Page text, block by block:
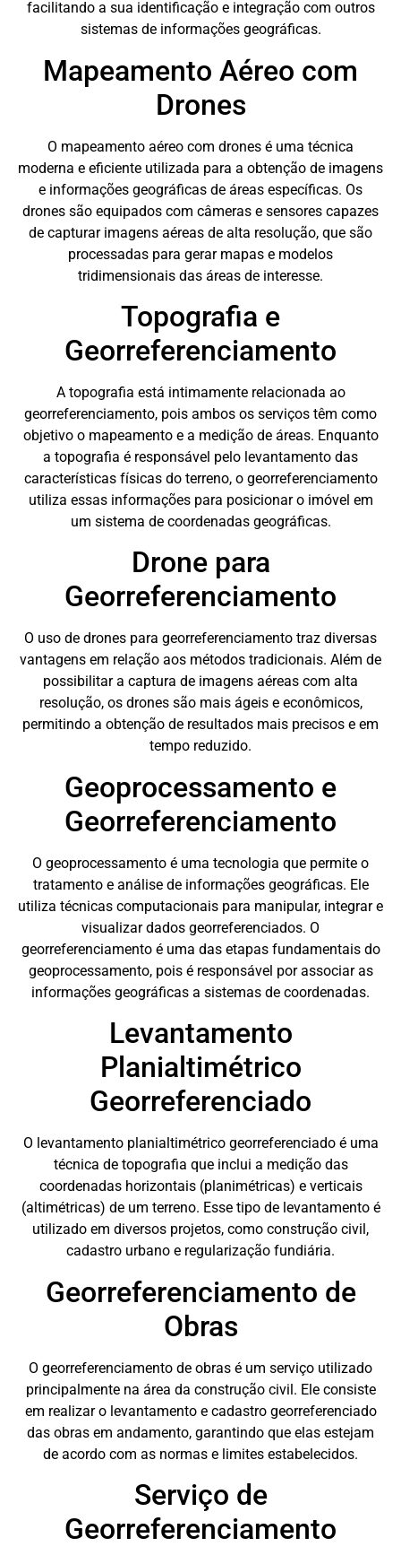
facilitando a sua identificação e integração com outros
sistemas de informações geográficas.
Mapeamento Aéreo com
Drones
O mapeamento aéreo com drones é uma técnica
moderna e eficiente utilizada para a obtenção de imagens
e informações geográficas de áreas específicas. Os
drones são equipados com câmeras e sensores capazes
de capturar imagens aéreas de alta resolução, que são
processadas para gerar mapas e modelos
tridimensionais das áreas de interesse.
Topografia e
Georreferenciamento
A topografia está intimamente relacionada ao
georreferenciamento, pois ambos os serviços têm como
objetivo o mapeamento e a medição de áreas. Enquanto
a topografia é responsável pelo levantamento das
características físicas do terreno, o georreferenciamento
utiliza essas informações para posicionar o imóvel em
um sistema de coordenadas geográficas.
Drone para
Georreferenciamento
O uso de drones para georreferenciamento traz diversas
vantagens em relação aos métodos tradicionais. Além de
possibilitar a captura de imagens aéreas com alta
resolução, os drones são mais ágeis e econômicos,
permitindo a obtenção de resultados mais precisos e em
tempo reduzido.
Geoprocessamento e
Georreferenciamento
O geoprocessamento é uma tecnologia que permite o
tratamento e análise de informações geográficas. Ele
utiliza técnicas computacionais para manipular, integrar e
visualizar dados georreferenciados. O
georreferenciamento é uma das etapas fundamentais do
geoprocessamento, pois é responsável por associar as
informações geográficas a sistemas de coordenadas.
Levantamento
Planialtimétrico
Georreferenciado
O levantamento planialtimétrico georreferenciado é uma
técnica de topografia que inclui a medição das
coordenadas horizontais (planimétricas) e verticais
(altimétricas) de um terreno. Esse tipo de levantamento é
utilizado em diversos projetos, como construção civil,
cadastro urbano e regularização fundiária.
Georreferenciamento de
Obras
O georreferenciamento de obras é um serviço utilizado
principalmente na área da construção civil. Ele consiste
em realizar o levantamento e cadastro georreferenciado
das obras em andamento, garantindo que elas estejam
de acordo com as normas e limites estabelecidos.
Serviço de
Georreferenciamento